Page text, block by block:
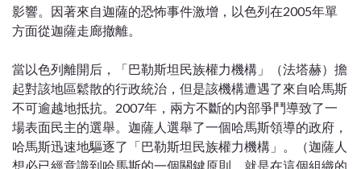
影響。因著來自迦薩的恐怖事件激增，以色列在2005年單
方面從迦薩走廊撤離。
當以色列離開后，「巴勒斯坦民族權力機構」（法塔赫）擔
起對該地區鬆散的行政統治，但是該機構遭遇了來自哈馬斯
不可逾越地抵抗。2007年，兩方不斷的内部爭鬥導致了一
場表面民主的選舉。迦薩人選舉了一個哈馬斯領導的政府，
哈馬斯迅速地驅逐了「巴勒斯坦民族權力機構」。（迦薩人
想必已經意識到哈馬斯的一個關鍵原則，就是在這個組織的